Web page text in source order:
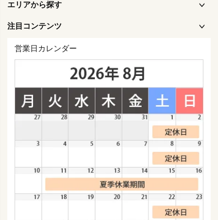
エリアから探す
注目コンテンツ
営業日カレンダー